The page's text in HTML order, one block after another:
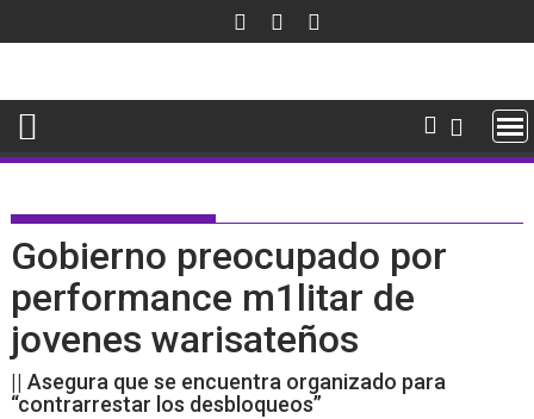
al
Gobierno preocupado por
performance m1litar de
jovenes warisateños
|| Asegura que se encuentra organizado para
“contrarrestar los desbloqueos”